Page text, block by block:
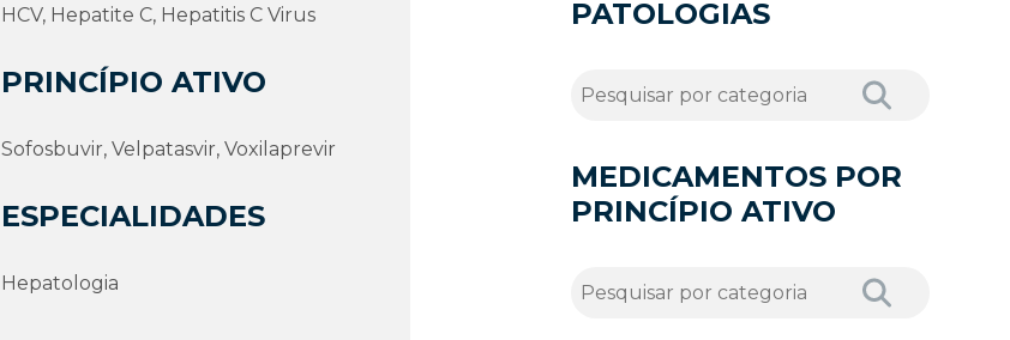
HCV, Hepatite C, Hepatitis C Virus
PRINCÍPIO ATIVO
Sofosbuvir, Velpatasvir, Voxilaprevir
ESPECIALIDADES
Hepatologia
PATOLOGIAS
MEDICAMENTOS POR
PRINCÍPIO ATIVO